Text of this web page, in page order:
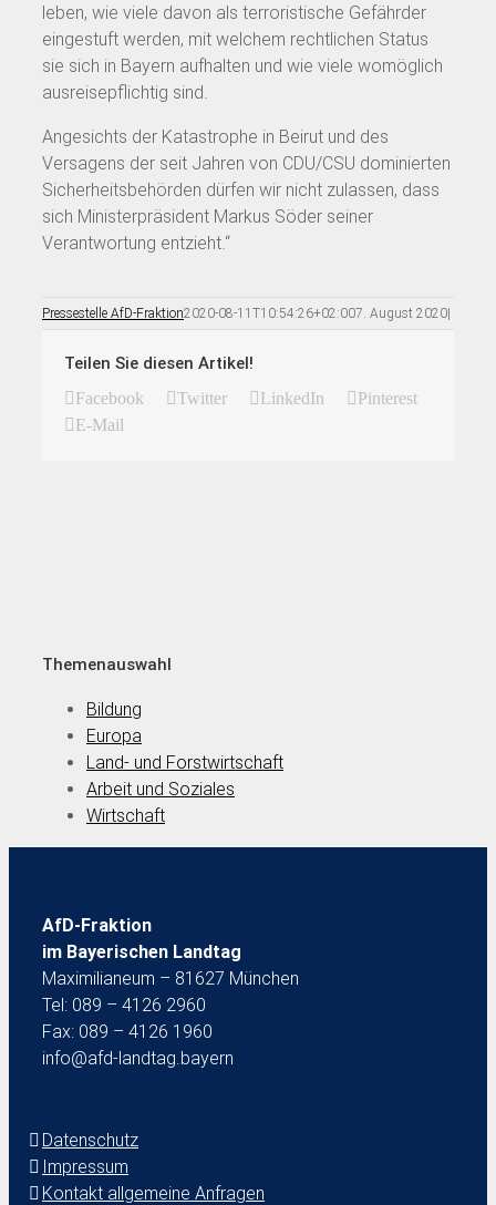
leben, wie viele davon als terroristische Gefährder
eingestuft werden, mit welchem rechtlichen Status
sie sich in Bayern aufhalten und wie viele womöglich
ausreisepflichtig sind.
Angesichts der Katastrophe in Beirut und des
Versagens der seit Jahren von CDU/CSU dominierten
Sicherheitsbehörden dürfen wir nicht zulassen, dass
sich Ministerpräsident Markus Söder seiner
Verantwortung entzieht.“
Pressestelle AfD-Fraktion2020-08-11T10:54:26+02:007. August 2020|
Teilen Sie diesen Artikel!
Facebook Twitter LinkedIn
Pinterest
E-Mail
Themenauswahl
Bildung
Europa
Land- und Forstwirtschaft
Arbeit und Soziales
Wirtschaft
AfD-Fraktion
im Bayerischen Landtag
Maximilianeum – 81627 München
Tel: 089 – 4126 2960
Fax: 089 – 4126 1960
info@afd-landtag.bayern
Datenschutz
Impressum
Kontakt allgemeine Anfragen